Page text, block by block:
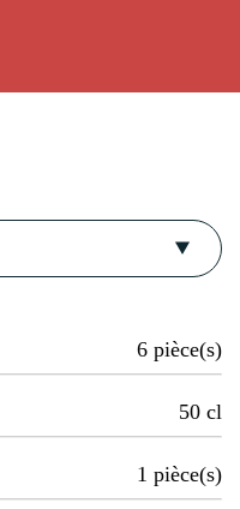
6 pièce(s)
50 cl
1 pièce(s)